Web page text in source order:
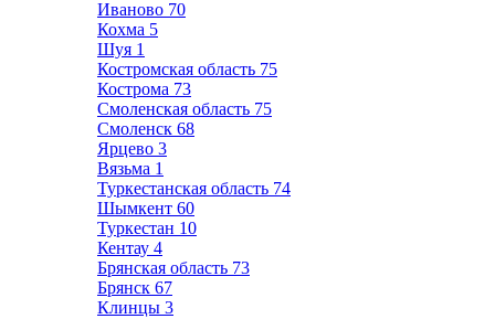
Иваново 70
Кохма 5
Шуя 1
Костромская область 75
Кострома 73
Смоленская область 75
Смоленск 68
Ярцево 3
Вязьма 1
Туркестанская область 74
Шымкент 60
Туркестан 10
Кентау 4
Брянская область 73
Брянск 67
Клинцы 3